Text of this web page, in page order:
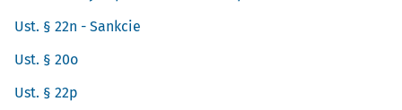
oznamujúcemu prevádzkovateľovi platformy pokutu do výšky 3 000
nesplnenie povinností oznamovania informácií príslušnému orgánu
SR a nesplnenie postupov preverovania do výšky 10 000 €. Ak
Ust. § 22n - Sankcie
Ust. § 20o
Ust. § 22p